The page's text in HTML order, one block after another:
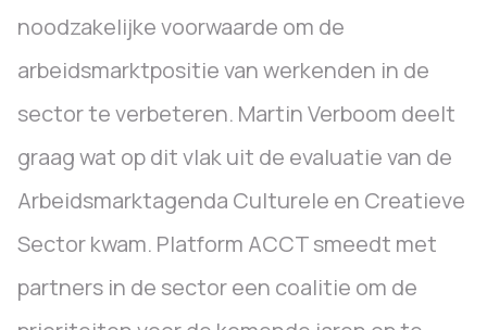
noodzakelijke voorwaarde om de
arbeidsmarktpositie van werkenden in de
sector te verbeteren. Martin Verboom deelt
graag wat op dit vlak uit de evaluatie van de
Arbeidsmarktagenda Culturele en Creatieve
Sector kwam. Platform ACCT smeedt met
partners in de sector een coalitie om de